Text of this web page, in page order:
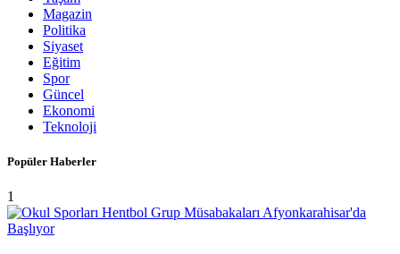
Magazin
Politika
Siyaset
Eğitim
Spor
Güncel
Ekonomi
Teknoloji
Popüler Haberler
1